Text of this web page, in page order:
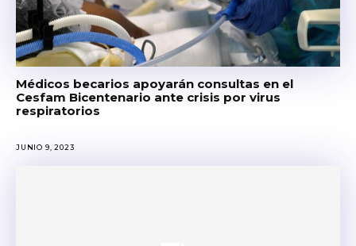
Médicos becarios apoyarán consultas en el
Cesfam Bicentenario ante crisis por virus
respiratorios
JUNIO 9, 2023